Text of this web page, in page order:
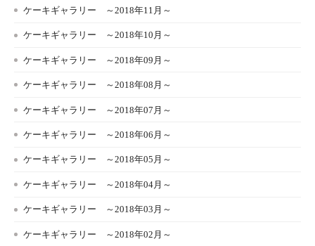
ケーキギャラリー ～2018年11月～
ケーキギャラリー ～2018年10月～
ケーキギャラリー ～2018年09月～
ケーキギャラリー ～2018年08月～
ケーキギャラリー ～2018年07月～
ケーキギャラリー ～2018年06月～
ケーキギャラリー ～2018年05月～
ケーキギャラリー ～2018年04月～
ケーキギャラリー ～2018年03月～
ケーキギャラリー ～2018年02月～